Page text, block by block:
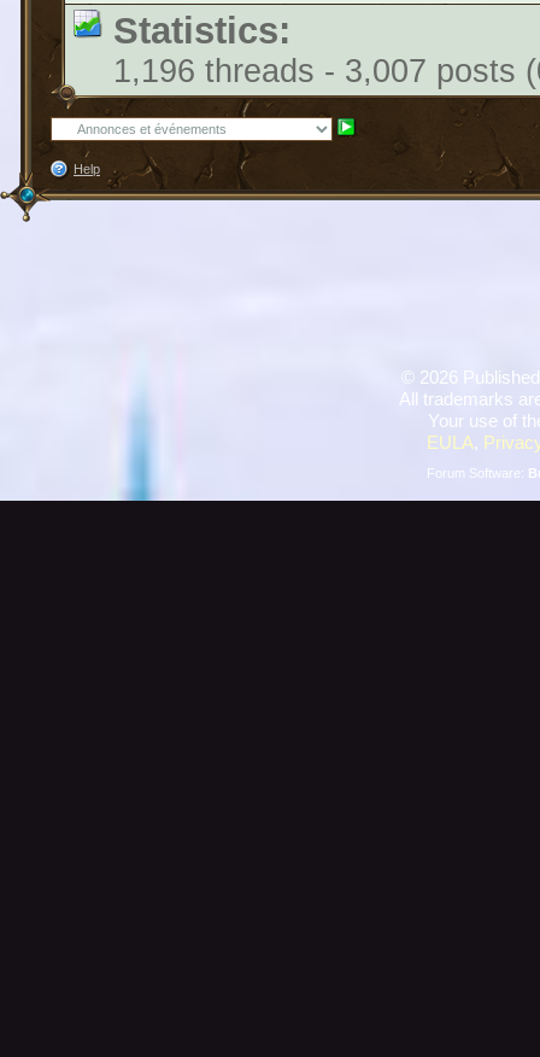
Statistics:
1,196 threads - 3,007 posts
Help
© 2026
All trademarks
Your use of
EULA,
Forum Software: